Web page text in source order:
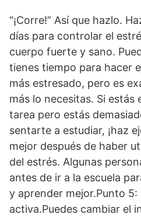
“¡Corre!” Así que hazlo.
días para controlar el
cuerpo fuerte y sano.
tienes tiempo para hacer
más estresado, pero es
más lo necesitas. Si estás
tarea pero estás
sentarte a estudiar, ¡haz
mejor después de haber
del estrés. Algunas
antes de ir a la escuela
y aprender mejor.Punto 5:
activa.Puedes cambiar el